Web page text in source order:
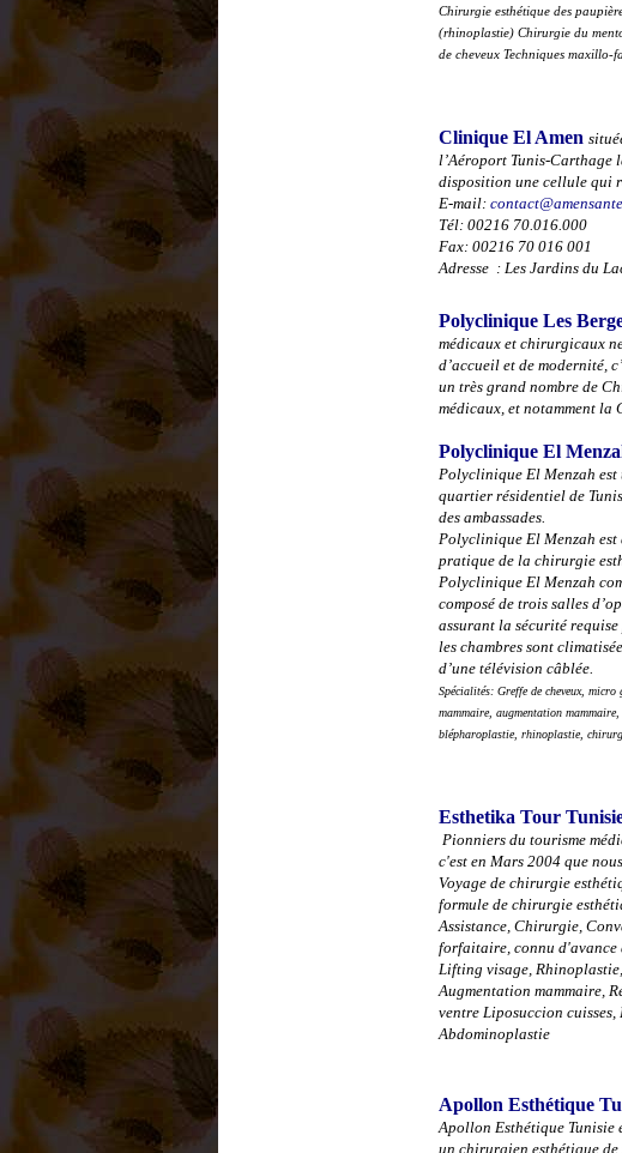
Chirurgie esthétique des
(rhinoplastie) Chirurgie du
de cheveux Techniques
Clinique El Amen
l’Aéroport Tunis-Carthage
disposition une cellule qui
E-mail:
Tél: 00216 70.016.000
Fax: 00216 70 016 001
Adresse : Les Jardins du
Polyclinique Les
médicaux et chirurgicaux
d’accueil et de modernité,
un très grand nombre de
médicaux, et notamment la
Polyclinique El
Polyclinique El Menzah
quartier résidentiel de
des ambassades.
Polyclinique El Menzah est
pratique de la chirurgie
Polyclinique El Menzah
composé de trois salles
assurant la sécurité
les chambres sont
d’une télévision câblée.
Spécialités: Greffe de cheveux,
mammaire, augmentation
blépharoplastie, rhinoplastie,
Esthetika Tour
Pionniers du tourisme
c'est en Mars 2004 que
Voyage de chirurgie
formule de chirurgie
Assistance, Chirurgie,
forfaitaire, connu d'avance
Lifting visage,
Augmentation mammaire,
ventre Liposuccion
Abdominoplastie
Apollon Esthétique
Apollon Esthétique Tunisie
un chirurgien esthétique de